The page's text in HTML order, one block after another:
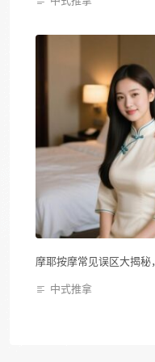
摩耶按摩常见误区大揭
中式推拿